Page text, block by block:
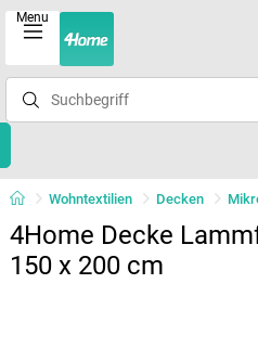
Menu
Wohntextilien Decken
4Home Decke
150 x 200 cm